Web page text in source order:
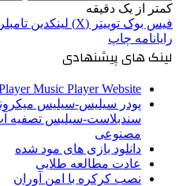
کمتر از یک دقیقه
فیس بوک توییتر (X) لینکدین ‫تامبلر
رایانامه چاپ
لینک های پیشنهادی
Music Player Website
پودر سیلیس-سیلیس
سندبلاست-سیلیس تصفیه
مصنوعی
دانلود بازی های مود شده
عادت مطالعه طلایی
نصب کرکره با امن آوران